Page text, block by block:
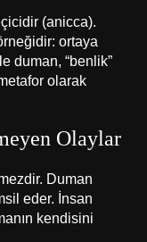
(anicca).
ortaya
duman, “benlik”
olarak
Olaylar
Duman
eder. İnsan
kendisini